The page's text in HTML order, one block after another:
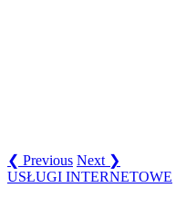
❮ Previous Next ❯
USŁUGI INTERNETOWE